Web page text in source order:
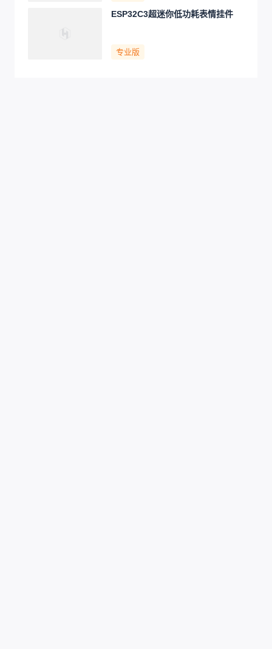
ESP32C3超迷你低功耗表情挂件
专业版